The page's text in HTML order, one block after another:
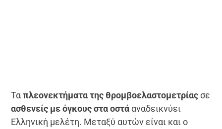
Ταπλεονεκτήματα της θρομβοελαστομετρίας σε
ασθενείς με όγκους στα οστά αναδεικνύει
Ελληνική μελέτη. Μεταξύ αυτών είναι και ο